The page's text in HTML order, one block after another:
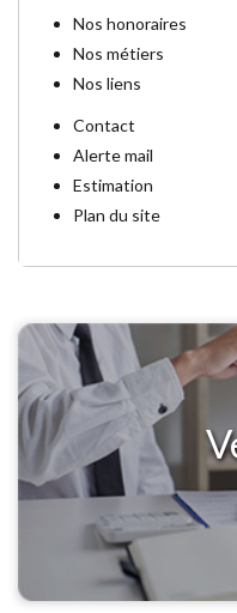
Nos honoraires
Nos métiers
Nos liens
Contact
Alerte mail
Estimation
Plan du site